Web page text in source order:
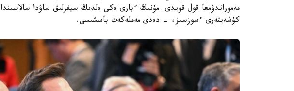
مەموراندۋمعا قول قويدى. مۇنىڭ ءبارى ەكى ەلدىڭ سيفرلىق ساۋدا
كۇشەيتەرى ءسوزسىز، - دەدى مەملەكەت باسشىسى.